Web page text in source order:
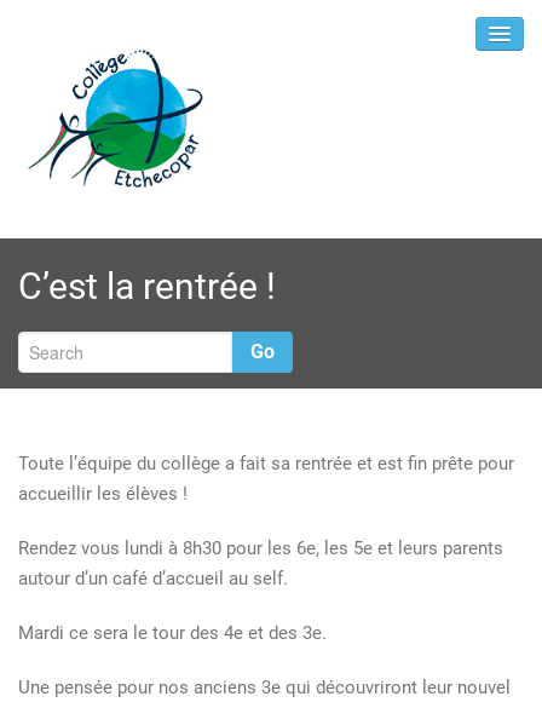
C’est la rentrée !
Go
Toute l’équipe du collège a fait sa rentrée et est fin prête pour
accueillir les élèves !
Rendez vous lundi à 8h30 pour les 6e, les 5e et leurs parents
autour d’un café d’accueil au self.
Mardi ce sera le tour des 4e et des 3e.
Une pensée pour nos anciens 3e qui découvriront leur nouvel